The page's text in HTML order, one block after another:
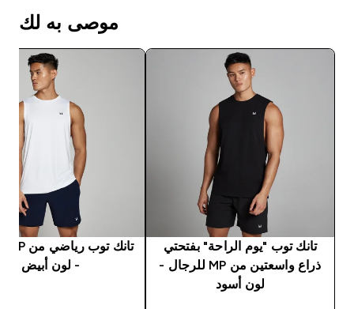
موصى به لك
تانك توب "يوم الراحة" بفتحتي
ذراع واسعتين من MP للرجال -
لون أسود
- لون أبيض